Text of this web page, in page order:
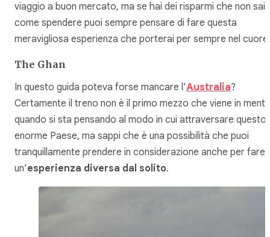
viaggio a buon mercato, ma se hai dei risparmi che non sai
come spendere puoi sempre pensare di fare questa
meravigliosa esperienza che porterai per sempre nel cuore!
The Ghan
In questo guida poteva forse mancare l’Australia?
Certamente il treno non è il primo mezzo che viene in mente
quando si sta pensando al modo in cui attraversare questo
enorme Paese, ma sappi che è una possibilità che puoi
tranquillamente prendere in considerazione anche per fare
un’esperienza diversa dal solito.